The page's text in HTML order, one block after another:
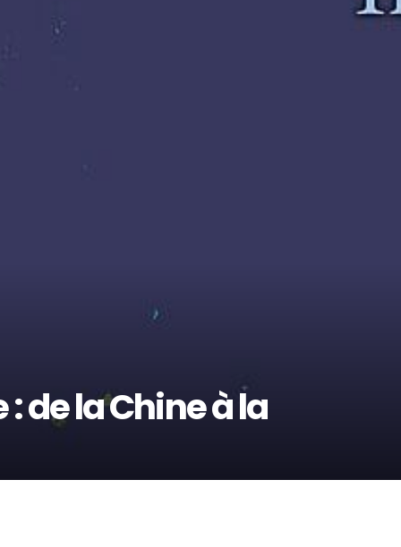
de la Chine à la